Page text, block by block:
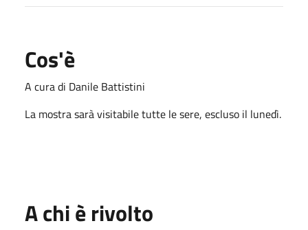
Cos'è
A cura di Danile Battistini
La mostra sarà visitabile tutte le sere, escluso il lunedì.
A chi è rivolto